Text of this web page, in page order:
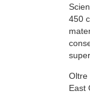
450
Oltre
East